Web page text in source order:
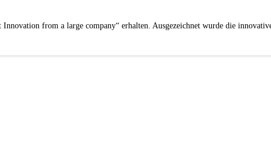
from a large company“ erhalten. Ausgezeichnet wurde die